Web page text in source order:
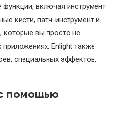
включая инструмент
кисти, патч-инструмент и
которые вы просто не
Enlight также
специальных эффектов,
помощью